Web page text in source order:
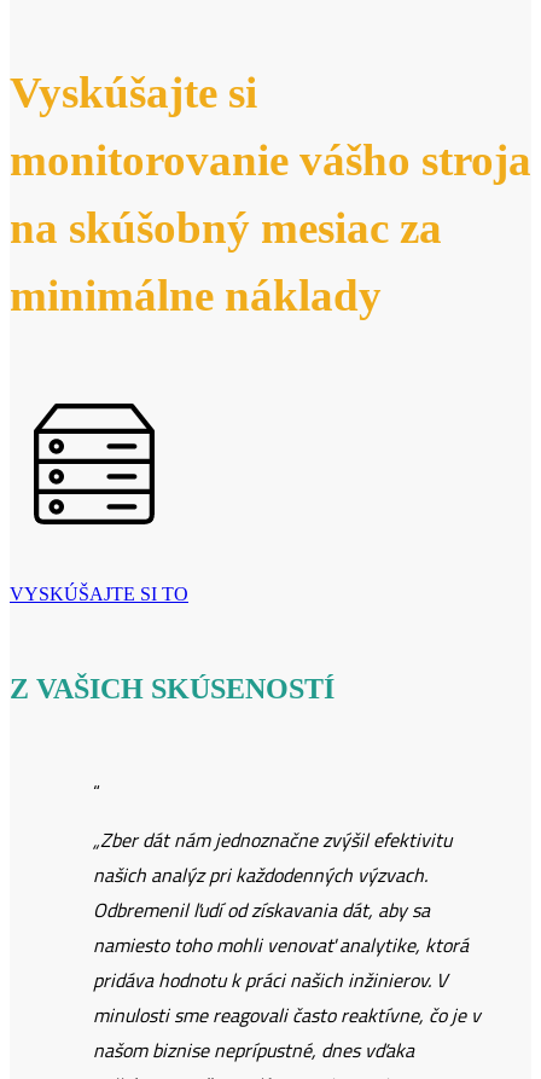
Vyskúšajte si
monitorovanie vášho stroja
na skúšobný mesiac za
minimálne náklady
VYSKÚŠAJTE SI TO
Z VAŠICH SKÚSENOSTÍ
“
„Zber dát nám jednoznačne zvýšil efektivitu
našich analýz pri každodenných výzvach.
Odbremenil ľudí od získavania dát, aby sa
namiesto toho mohli venovať analytike, ktorá
pridáva hodnotu k práci našich inžinierov. V
minulosti sme reagovali často reaktívne, čo je v
našom biznise neprípustné, dnes vďaka